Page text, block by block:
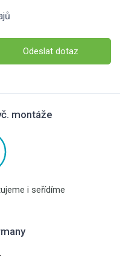
Odeslat dotaz
montáže
i seřídíme